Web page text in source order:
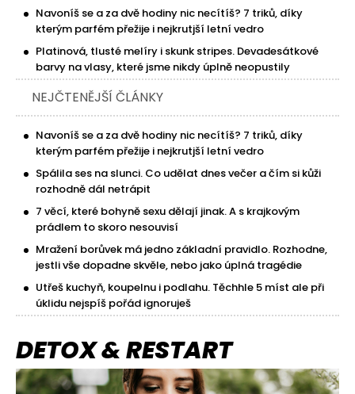
Navoníš se a za dvě hodiny nic necítíš? 7 triků, díky
kterým parfém přežije i nejkrutjší letní vedro
Platinová, tlusté melíry i skunk stripes. Devadesátkové
barvy na vlasy, které jsme nikdy úplně neopustily
NEJČTENĚJŠÍ ČLÁNKY
Navoníš se a za dvě hodiny nic necítíš? 7 triků, díky
kterým parfém přežije i nejkrutjší letní vedro
Spálila ses na slunci. Co udělat dnes večer a čím si kůži
rozhodně dál netrápit
7 věcí, které bohyně sexu dělají jinak. A s krajkovým
prádlem to skoro nesouvisí
Mražení borůvek má jedno základní pravidlo. Rozhodne,
jestli vše dopadne skvěle, nebo jako úplná tragédie
Utřeš kuchyň, koupelnu i podlahu. Těchhle 5 míst ale při
úklidu nejspíš pořád ignoruješ
DETOX & RESTART